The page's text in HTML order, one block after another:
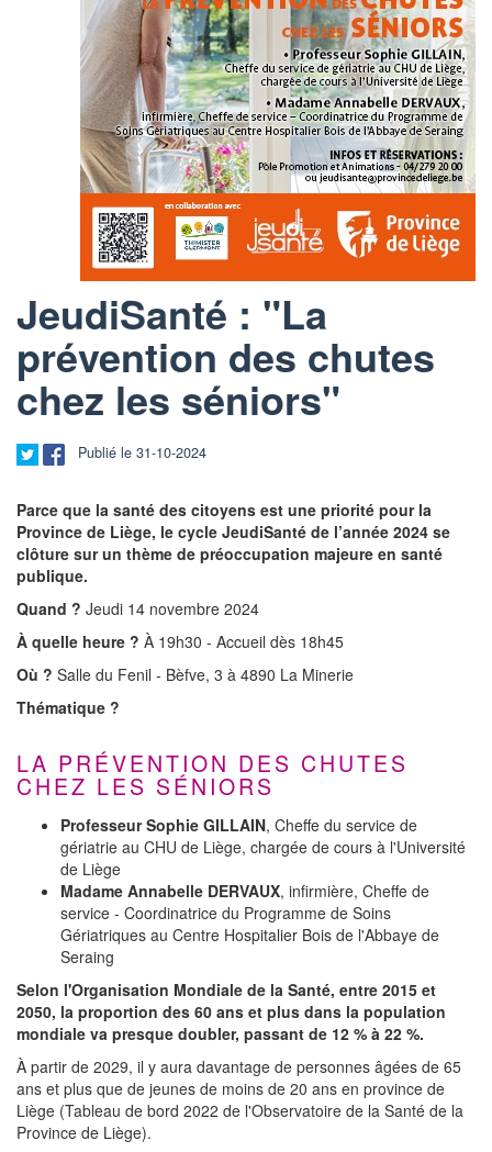
JeudiSanté : "La
prévention des chutes
chez les séniors"
Publié le 31-10-2024
Parce que la santé des citoyens est une priorité pour la
Province de Liège, le cycle JeudiSanté de l’année 2024 se
clôture sur un thème de préoccupation majeure en santé
publique.
Quand ? Jeudi 14 novembre 2024
À quelle heure ? À 19h30 - Accueil dès 18h45
Où ? Salle du Fenil - Bèfve, 3 à 4890 La Minerie
Thématique ?
LA PRÉVENTION DES CHUTES
CHEZ LES SÉNIORS
Professeur Sophie GILLAIN, Cheffe du service de
gériatrie au CHU de Liège, chargée de cours à l'Université
de Liège
Madame Annabelle DERVAUX, infirmière, Cheffe de
service - Coordinatrice du Programme de Soins
Gériatriques au Centre Hospitalier Bois de l'Abbaye de
Seraing
Selon l'Organisation Mondiale de la Santé, entre 2015 et
2050, la proportion des 60 ans et plus dans la population
mondiale va presque doubler, passant de 12 % à 22 %.
À partir de 2029, il y aura davantage de personnes âgées de 65
ans et plus que de jeunes de moins de 20 ans en province de
Liège (Tableau de bord 2022 de l'Observatoire de la Santé de la
Province de Liège).